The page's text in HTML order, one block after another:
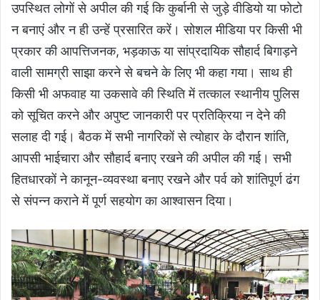
उपस्थित लोगों से अपील की गई कि कुर्बानी से जुड़े वीडियो या फोटो
न बनाएं और न ही उन्हें प्रसारित करें। सोशल मीडिया पर किसी भी
प्रकार की आपत्तिजनक, भड़काऊ या सांप्रदायिक सौहार्द बिगाड़ने
वाली सामग्री साझा करने से बचने के लिए भी कहा गया। साथ ही
किसी भी अफवाह या उकसावे की स्थिति में तत्काल स्थानीय पुलिस
को सूचित करने और अपुष्ट जानकारी पर प्रतिक्रिया न देने की
सलाह दी गई। बैठक में सभी नागरिकों से त्योहार के दौरान शांति,
आपसी भाईचारा और सौहार्द बनाए रखने की अपील की गई। सभी
हितधारकों ने कानून-व्यवस्था बनाए रखने और पर्व को शांतिपूर्ण ढंग
से संपन्न कराने में पूर्ण सहयोग का आश्वासन दिया।